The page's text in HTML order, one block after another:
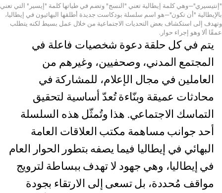
"إنتيسيري"—وهي كلمة إيطالية تعني "النسج" وتضم في طياتها كلمة "إيسير" التي تعني
بالإيطالية "أن تكون"—هو اسم سلسلة بودكاست جديدة أطلقها البهائيون في إيطاليا،
وتهدف إلى استكشاف بعض التحديات الاجتماعية من خلال عمل بسيط لكنه يتطلب
عمقًا ألا وهو إجراء حوار.
يتم في كل حلقة دعوة شخصيات فاعلة في
المجتمع المدني، وصحفيين، وغيرهم من
العاملين في مجال الإعلام، للمشاركة في
محادثات عميقة وبنّاءة تُعدّ أساسية لتحقيق
التماسك الاجتماعي. هذا وتُمثّل هذه السلسلة
أحد جوانب مساهمة مكتب العلاقات العامة
البهائي في إيطاليا فيما يصفه بتطور الحوار العام
في إيطاليا، وهي جهود لا تهدف ببساطة لترويج
مواقف مُحددة، بل تسعى إلى الارتقاء بجودة